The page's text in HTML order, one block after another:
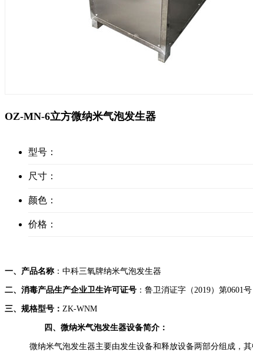
OZ-MN-6立方微纳米气泡发生器
型号：
尺寸：
颜色：
价格：
一、产品名称 ： 中科三氧牌纳米气泡发生器
二、 消毒产品生产企业卫生许可证号 ：鲁卫消证字（2019）第0601号
三、规格型号： ZK-WNM
四、微纳米气泡发生器设备简介：
微纳米气泡发生器主要由发生设备和释放设备两部分组成，